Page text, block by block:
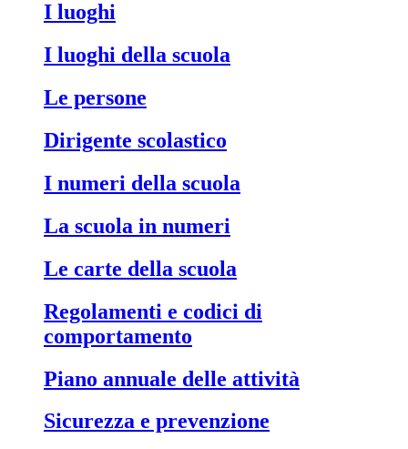
I luoghi
I luoghi della scuola
Le persone
Dirigente scolastico
I numeri della scuola
La scuola in numeri
Le carte della scuola
Regolamenti e codici di
comportamento
Piano annuale delle attività
Sicurezza e prevenzione